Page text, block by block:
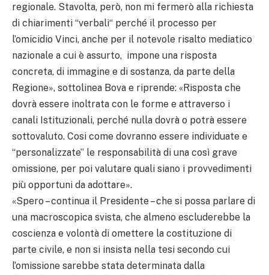
regionale. Stavolta, però, non mi fermerò alla richiesta
di chiarimenti “verbali“ perché il processo per
l’omicidio Vinci, anche per il notevole risalto mediatico
nazionale a cui è assurto, impone una risposta
concreta, di immagine e di sostanza, da parte della
Regione», sottolinea Bova e riprende: «Risposta che
dovrà essere inoltrata con le forme e attraverso i
canali Istituzionali, perché nulla dovrà o potrà essere
sottovaluto. Cosi come dovranno essere individuate e
“personalizzate” le responsabilità di una così grave
omissione, per poi valutare quali siano i provvedimenti
più opportuni da adottare».
«Spero – continua il Presidente – che si possa parlare di
una macroscopica svista, che almeno escluderebbe la
coscienza e volontà di omettere la costituzione di
parte civile, e non si insista nella tesi secondo cui
l’omissione sarebbe stata determinata dalla